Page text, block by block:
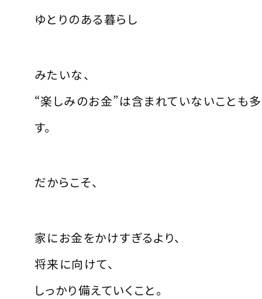
ゆとりのある暮らし
みたいな、
“楽しみのお金”は含まれていないことも
す。
だからこそ、
家にお金をかけすぎるより、
将来に向けて、
しっかり備えていくこと。